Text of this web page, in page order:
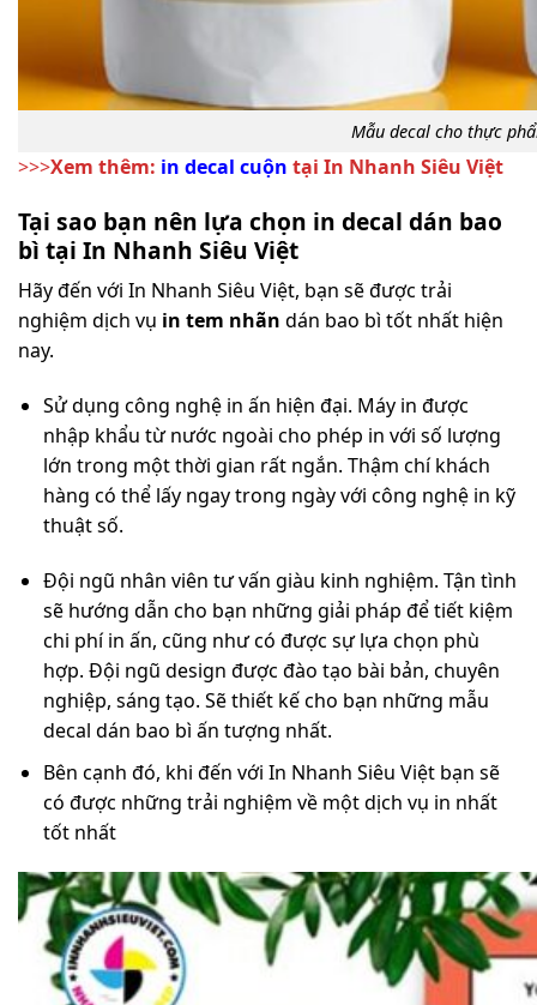
Mẫu decal cho thực
>>>Xem thêm: in decal cuộn tại In Nhanh Siêu Việt
Tại sao bạn nên lựa chọn in decal dán bao
bì tại In Nhanh Siêu Việt
Hãy đến với In Nhanh Siêu Việt, bạn sẽ được trải
nghiệm dịch vụ in tem nhãn dán bao bì tốt nhất hiện
nay.
Sử dụng công nghệ in ấn hiện đại. Máy in được
nhập khẩu từ nước ngoài cho phép in với số lượng
lớn trong một thời gian rất ngắn. Thậm chí khách
hàng có thể lấy ngay trong ngày với công nghệ in kỹ
thuật số.
Đội ngũ nhân viên tư vấn giàu kinh nghiệm. Tận tình
sẽ hướng dẫn cho bạn những giải pháp để tiết kiệm
chi phí in ấn, cũng như có được sự lựa chọn phù
hợp. Đội ngũ design được đào tạo bài bản, chuyên
nghiệp, sáng tạo. Sẽ thiết kế cho bạn những mẫu
decal dán bao bì ấn tượng nhất.
Bên cạnh đó, khi đến với In Nhanh Siêu Việt bạn sẽ
có được những trải nghiệm về một dịch vụ in nhất
tốt nhất